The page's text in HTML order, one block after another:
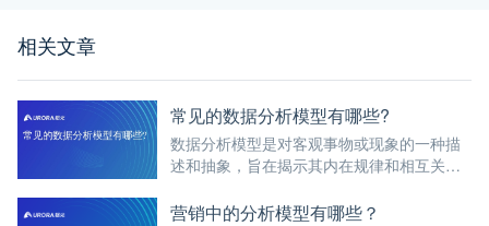
相关文章
常见的数据分析模型有哪些?
数据分析模型是对客观事物或现象的一种描
述和抽象，旨在揭示其内在规律和相互关
模型，各具特色，适用于不同的场景和问题
营销中的分析模型有哪些？